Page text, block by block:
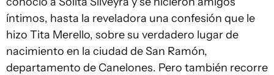
íntimos, hasta la reveladora una confesión que le
hizo Tita Merello, sobre su verdadero lugar de
nacimiento en la ciudad de San Ramón,
departamento de Canelones. Pero también recorre